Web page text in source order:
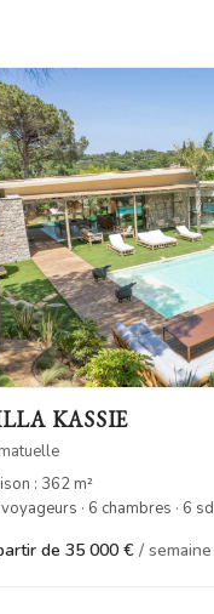
KASSIE
: 362 m²
· 6 chambres · 6
de 35 000 €/ semaine